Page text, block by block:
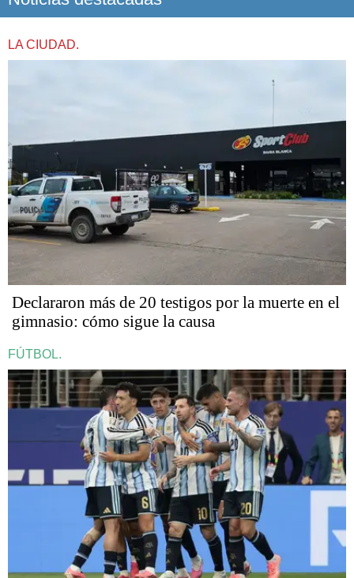
LA CIUDAD.
Declararon más de 20 testigos por la muerte en el
gimnasio: cómo sigue la causa
FÚTBOL.